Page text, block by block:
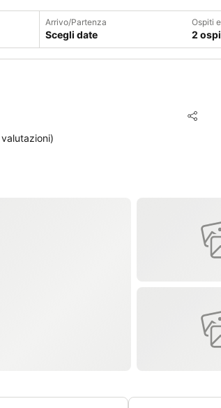
Arrivo/Partenza
Scegli date
Ospiti
2
)